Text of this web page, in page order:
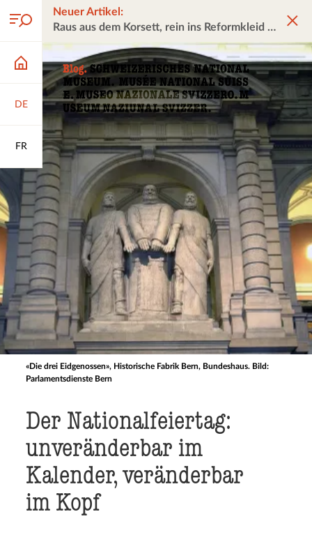
DE
FR
Neuer Artikel:
Raus aus dem Korsett, rein ins Reformkleid
«Die drei Eidgenossen», Historische Fabrik Bern, Bundeshaus. Bild:
Parlamentsdienste Bern
Der National­fei­er­tag:
unverän­der­bar im
Kalender, veränder­bar
im Kopf